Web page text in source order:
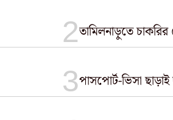
তামিলনাড়ুতে
পাসপোর্ট-ভিসা ছাড়াই